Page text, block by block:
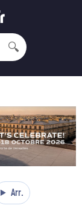
🔍
Arr.